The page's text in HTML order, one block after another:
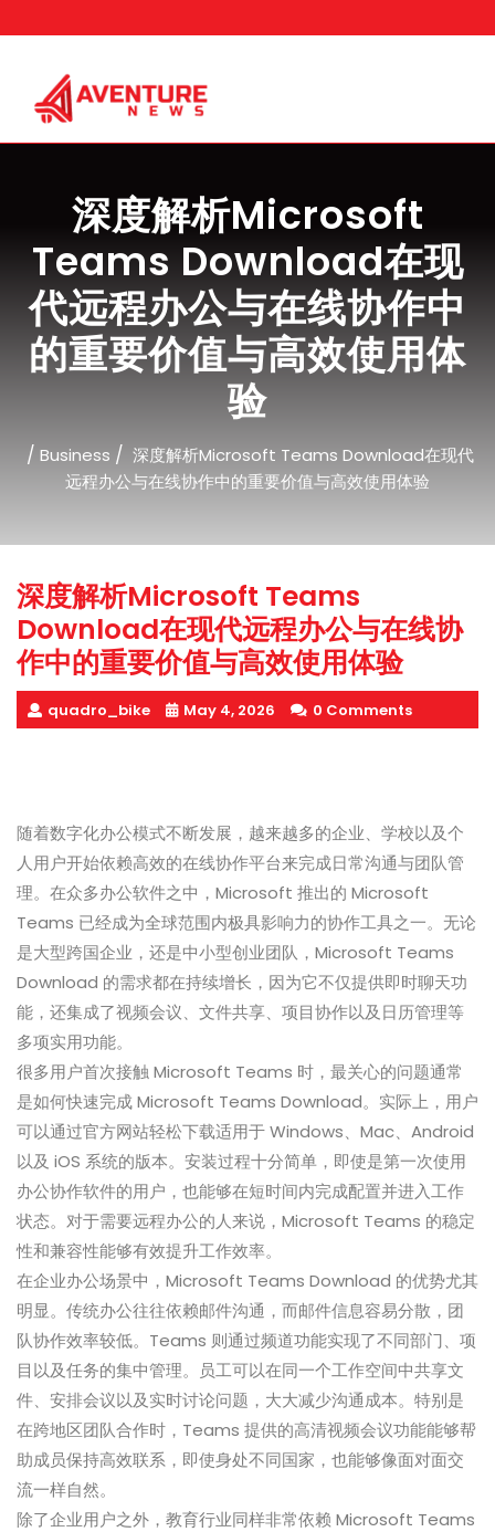
to
深度解析Microsoft
Teams Download在现
代远程办公与在线协作中
的重要价值与高效使用体
验
/ Business / 深度解析Microsoft Teams Download在现代
远程办公与在线协作中的重要价值与高效使用体验
深度解析Microsoft Teams
Download在现代远程办公与在线协
作中的重要价值与高效使用体验
quadro_bike May 4, 2026 0 Comments
随着数字化办公模式不断发展，越来越多的企业、学校以及个
人用户开始依赖高效的在线协作平台来完成日常沟通与团队管
理。在众多办公软件之中，Microsoft 推出的 Microsoft
Teams 已经成为全球范围内极具影响力的协作工具之一。无论
是大型跨国企业，还是中小型创业团队，Microsoft Teams
Download 的需求都在持续增长，因为它不仅提供即时聊天功
能，还集成了视频会议、文件共享、项目协作以及日历管理等
多项实用功能。
很多用户首次接触 Microsoft Teams 时，最关心的问题通常
是如何快速完成 Microsoft Teams Download。实际上，用户
可以通过官方网站轻松下载适用于 Windows、Mac、Android
以及 iOS 系统的版本。安装过程十分简单，即使是第一次使用
办公协作软件的用户，也能够在短时间内完成配置并进入工作
状态。对于需要远程办公的人来说，Microsoft Teams 的稳定
性和兼容性能够有效提升工作效率。
在企业办公场景中，Microsoft Teams Download 的优势尤其
明显。传统办公往往依赖邮件沟通，而邮件信息容易分散，团
队协作效率较低。Teams 则通过频道功能实现了不同部门、项
目以及任务的集中管理。员工可以在同一个工作空间中共享文
件、安排会议以及实时讨论问题，大大减少沟通成本。特别是
在跨地区团队合作时，Teams 提供的高清视频会议功能能够帮
助成员保持高效联系，即使身处不同国家，也能够像面对面交
流一样自然。
除了企业用户之外，教育行业同样非常依赖 Microsoft Teams